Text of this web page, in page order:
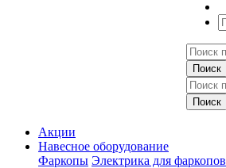
Акции
Навесное оборудование
Фаркопы Электрика для фаркопов